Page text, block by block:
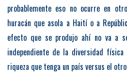
probablemente eso no ocurre en
huracán que asola a Haití o a
efecto que se produjo ahí no va a
independiente de la diversidad
riqueza que tenga un país versus el